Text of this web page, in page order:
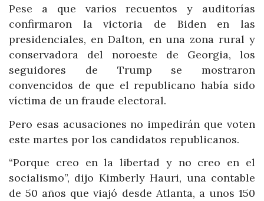
Pese a que varios recuentos y auditorías
confirmaron la victoria de Biden en las
presidenciales, en Dalton, en una zona rural y
conservadora del noroeste de Georgia, los
seguidores de Trump se mostraron
convencidos de que el republicano había sido
víctima de un fraude electoral.
Pero esas acusaciones no impedirán que voten
este martes por los candidatos republicanos.
“Porque creo en la libertad y no creo en el
socialismo”, dijo Kimberly Hauri, una contable
de 50 años que viajó desde Atlanta, a unos 150